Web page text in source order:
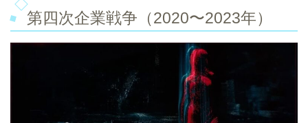
第四次企業戦争（2020〜2023年）